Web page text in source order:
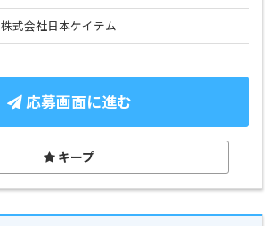
株式会社日本ケイテム
応募画面に進む
キープ